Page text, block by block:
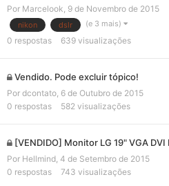
Por Marcelook 9 de Novembro de 2015
nikon dslr (e 3 mais)
0 respostas 639 visualizações
Vendido. Pode excluir tópico!
Por dcontato 6 de Outubro de 2015
0 respostas 582 visualizações
[VENDIDO] Monitor LG 19" VGA DVI
Por Hellmind 4 de Setembro de 2015
0 respostas 743 visualizações